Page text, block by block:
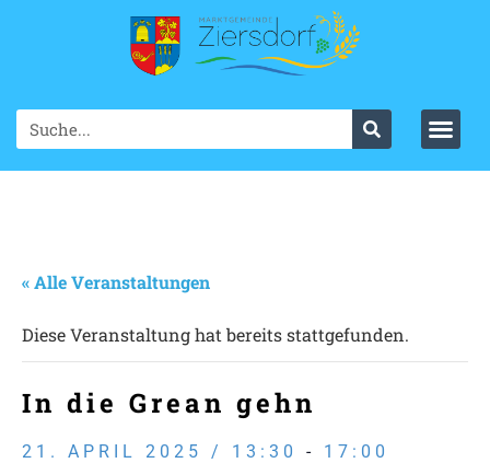
« Alle Veranstaltungen
Diese Veranstaltung hat bereits stattgefunden.
In die Grean gehn
21. APRIL 2025 / 13:30 - 17:00